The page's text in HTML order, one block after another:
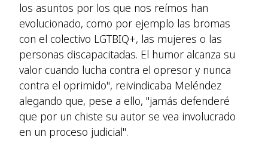
los asuntos por los que nos reímos han
evolucionado, como por ejemplo las bromas
con el colectivo LGTBIQ+, las mujeres o las
personas discapacitadas. El humor alcanza su
valor cuando lucha contra el opresor y nunca
contra el oprimido", reivindicaba Meléndez
alegando que, pese a ello, "jamás defenderé
que por un chiste su autor se vea involucrado
en un proceso judicial".